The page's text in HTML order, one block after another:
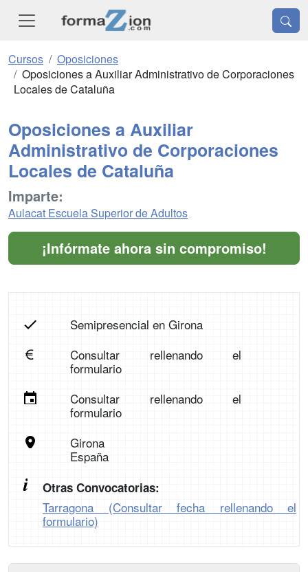
Cursos
Oposiciones
Oposiciones a Auxiliar Administrativo de Corporaciones
Locales de Cataluña
Oposiciones a Auxiliar
Administrativo de Corporaciones
Locales de Cataluña
Imparte:
Aulacat Escuela Superior de Adultos
¡Infórmate ahora sin compromiso!
Semipresencial en Girona
Consultar rellenando el
formulario
Consultar rellenando el
formulario
Girona
España
Otras Convocatorias:
Tarragona (Consultar fecha rellenando el
formulario)